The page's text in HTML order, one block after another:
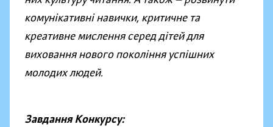
комунікативні навички, критичне та
креативне мислення серед дітей для
виховання нового покоління успішних
молодих людей.
Завдання Конкурсу: